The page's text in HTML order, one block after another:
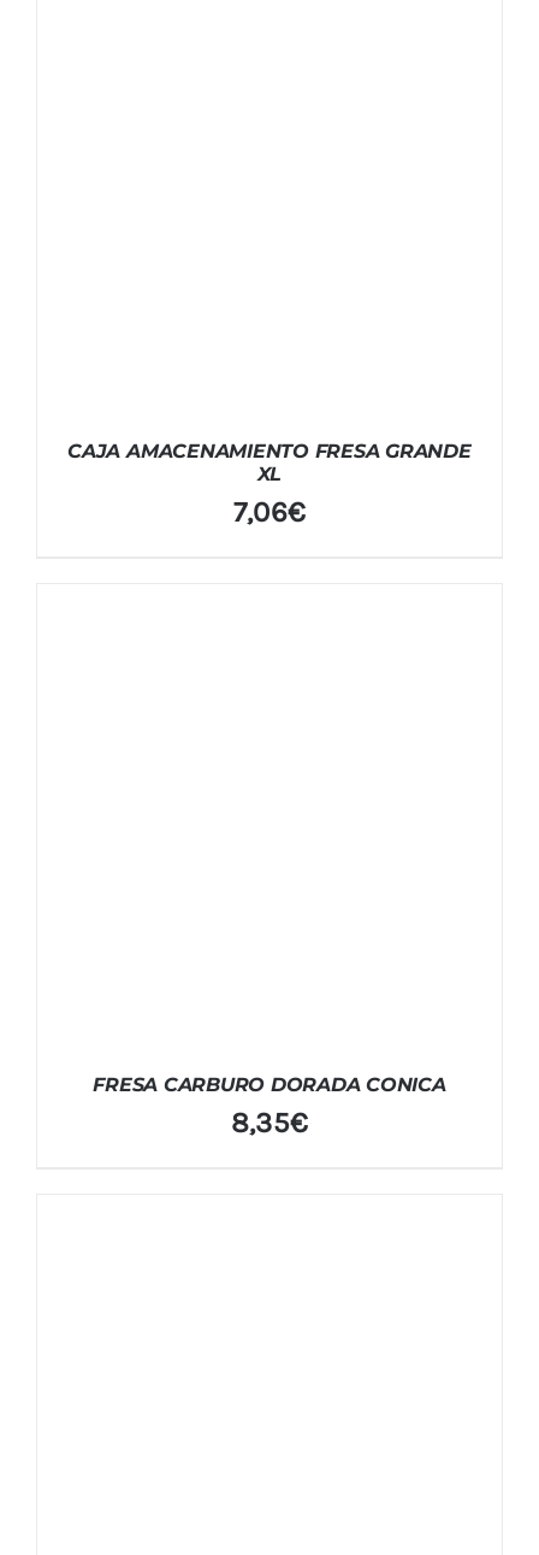
CAJA AMACENAMIENTO FRESA GRANDE
XL
7,06€
FRESA CARBURO DORADA CONICA
8,35€